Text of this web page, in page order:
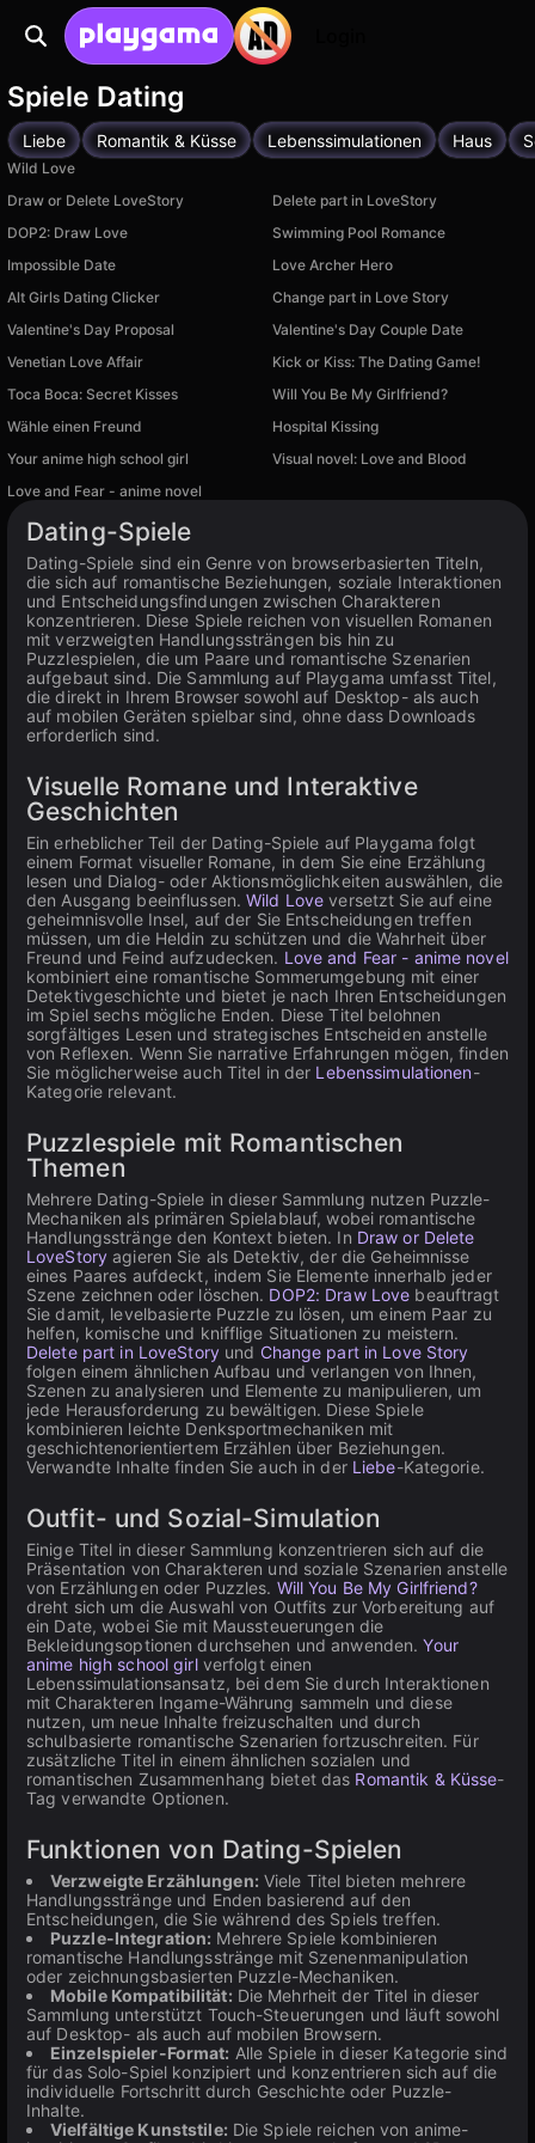
Spiele Dating
Liebe Romantik & Küsse Lebenssimulationen Haus
Wild Love
Draw or Delete LoveStory
Delete part in LoveStory
DOP2: Draw Love
Swimming Pool Romance
Impossible Date
Love Archer Hero
Alt Girls Dating Clicker
Change part in Love Story
Valentine's Day Proposal
Valentine's Day Couple Date
Venetian Love Affair
Kick or Kiss: The Dating Game!
Toсa Boсa: Secret Kisses
Will You Be My Girlfriend?
Wähle einen Freund
Hospital Kissing
Your anime high school girl
Visual novel: Love and Blood
Love and Fear - anime novel
Dating-Spiele
Dating-Spiele sind ein Genre von browserbasierten Titeln,
die sich auf romantische Beziehungen, soziale Interaktionen
und Entscheidungsfindungen zwischen Charakteren
konzentrieren. Diese Spiele reichen von visuellen Romanen
mit verzweigten Handlungssträngen bis hin zu
Puzzlespielen, die um Paare und romantische Szenarien
aufgebaut sind. Die Sammlung auf Playgama umfasst Titel,
die direkt in Ihrem Browser sowohl auf Desktop- als auch
auf mobilen Geräten spielbar sind, ohne dass Downloads
erforderlich sind.
Visuelle Romane und Interaktive
Geschichten
Ein erheblicher Teil der Dating-Spiele auf Playgama folgt
einem Format visueller Romane, in dem Sie eine Erzählung
lesen und Dialog- oder Aktionsmöglichkeiten auswählen, die
den Ausgang beeinflussen.Wild Love versetzt Sie auf eine
geheimnisvolle Insel, auf der Sie Entscheidungen treffen
müssen, um die Heldin zu schützen und die Wahrheit über
Freund und Feind aufzudecken. Love and Fear - anime novel
kombiniert eine romantische Sommerumgebung mit einer
Detektivgeschichte und bietet je nach Ihren Entscheidungen
im Spiel sechs mögliche Enden. Diese Titel belohnen
sorgfältiges Lesen und strategisches Entscheiden anstelle
von Reflexen. Wenn Sie narrative Erfahrungen mögen, finden
Sie möglicherweise auch Titel in der Lebenssimulationen-
Kategorie relevant.
Puzzlespiele mit Romantischen
Themen
Mehrere Dating-Spiele in dieser Sammlung nutzen Puzzle-
Mechaniken als primären Spielablauf, wobei romantische
Handlungsstränge den Kontext bieten. In Draw or Delete
LoveStory agieren Sie als Detektiv, der die Geheimnisse
eines Paares aufdeckt, indem Sie Elemente innerhalb jeder
Szene zeichnen oder löschen. DOP2: Draw Love beauftragt
Sie damit, levelbasierte Puzzle zu lösen, um einem Paar zu
helfen, komische und knifflige Situationen zu meistern.
Delete part in LoveStoryund Change part in Love Story
folgen einem ähnlichen Aufbau und verlangen von Ihnen,
Szenen zu analysieren und Elemente zu manipulieren, um
jede Herausforderung zu bewältigen. Diese Spiele
kombinieren leichte Denksportmechaniken mit
geschichtenorientiertem Erzählen über Beziehungen.
Verwandte Inhalte finden Sie auch in der Liebe-Kategorie.
Outfit- und Sozial-Simulation
Einige Titel in dieser Sammlung konzentrieren sich auf die
Präsentation von Charakteren und soziale Szenarien anstelle
von Erzählungen oder Puzzles. Will You Be My Girlfriend?
dreht sich um die Auswahl von Outfits zur Vorbereitung auf
ein Date, wobei Sie mit Maussteuerungen die
Bekleidungsoptionen durchsehen und anwenden.Your
anime high school girlverfolgt einen
Lebenssimulationsansatz, bei dem Sie durch Interaktionen
mit Charakteren Ingame-Währung sammeln und diese
nutzen, um neue Inhalte freizuschalten und durch
schulbasierte romantische Szenarien fortzuschreiten. Für
zusätzliche Titel in einem ähnlichen sozialen und
romantischen Zusammenhang bietet das Romantik & Küsse-
Tag verwandte Optionen.
Funktionen von Dating-Spielen
Verzweigte Erzählungen: Viele Titel bieten mehrere
Handlungsstränge und Enden basierend auf den
Entscheidungen, die Sie während des Spiels treffen.
Puzzle-Integration: Mehrere Spiele kombinieren
romantische Handlungsstränge mit Szenenmanipulation
oder zeichnungsbasierten Puzzle-Mechaniken.
Mobile Kompatibilität: Die Mehrheit der Titel in dieser
Sammlung unterstützt Touch-Steuerungen und läuft sowohl
auf Desktop- als auch auf mobilen Browsern.
Einzelspieler-Format: Alle Spiele in dieser Kategorie sind
für das Solo-Spiel konzipiert und konzentrieren sich auf die
individuelle Fortschritt durch Geschichte oder Puzzle-
Inhalte.
Vielfältige Kunststile: Die Spiele reichen von anime-